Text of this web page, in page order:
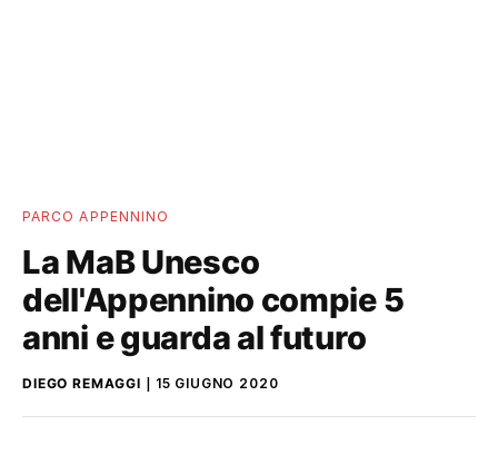
PARCO APPENNINO
La MaB Unesco
dell'Appennino compie 5
anni e guarda al futuro
DIEGO REMAGGI 15 GIUGNO 2020